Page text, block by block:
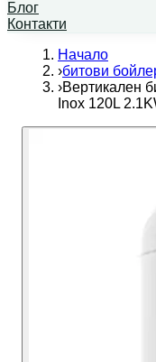
Блог
Контакти
Начало
›битови
›Вертикален
Inox 120L